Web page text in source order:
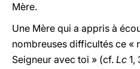
Mère.
Une Mère qui a appris à
nombreuses difficultés ce «
Seigneur avec toi » (cf. Lc 1,